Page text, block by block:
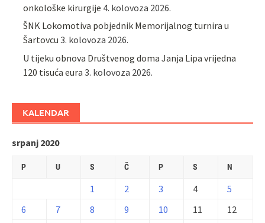
onkološke kirurgije 4. kolovoza 2026.
ŠNK Lokomotiva pobjednik Memorijalnog turnira u
Šartovcu 3. kolovoza 2026.
U tijeku obnova Društvenog doma Janja Lipa vrijedna
120 tisuća eura 3. kolovoza 2026.
KALENDAR
srpanj 2020
P U S Č P S N
1 2 3 4
5
6
7 8 9 10 11
12